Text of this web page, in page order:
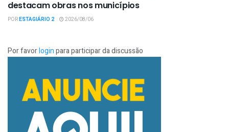
destacam obras nos municípios
PORESTAGIÁRIO 2 2026/08/06
Por favorloginpara participar da discussão